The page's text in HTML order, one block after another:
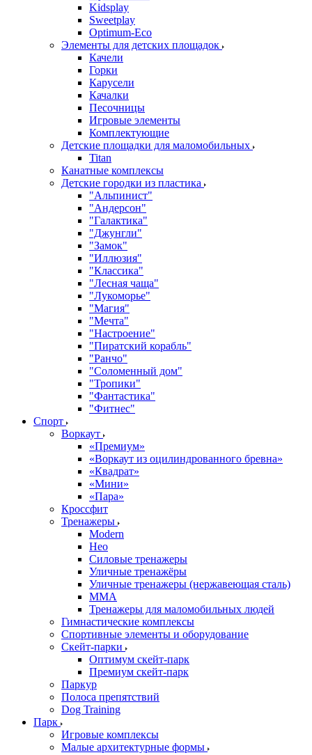
Kidsplay
Sweetplay
Оptimum-Еco
Элементы для детских площадок
Качели
Горки
Карусели
Качалки
Песочницы
Игровые элементы
Комплектующие
Детские площадки для маломобильных
Titan
Канатные комплексы
Детские городки из пластика
"Альпинист"
"Андерсон"
"Галактика"
"Джунгли"
"Замок"
"Иллюзия"
"Классика"
"Лесная чаща"
"Лукоморье"
"Магия"
"Мечта"
"Настроение"
"Пиратский корабль"
"Ранчо"
"Соломенный дом"
"Тропики"
"Фантастика"
"Фитнес"
Спорт
Воркаут
«Премиум»
«Воркаут из оцилиндрованного бревна»
«Квадрат»
«Мини»
«Пара»
Кроссфит
Тренажеры
Modern
Нео
Силовые тренажеры
Уличные тренажёры
Уличные тренажеры (нержавеющая сталь)
ММА
Тренажеры для маломобильных людей
Гимнастические комплексы
Спортивные элементы и оборудование
Скейт-парки
Оптимум скейт-парк
Премиум скейт-парк
Паркур
Полоса препятствий
Dog Training
Парк
Игровые комплексы
Малые архитектурные формы